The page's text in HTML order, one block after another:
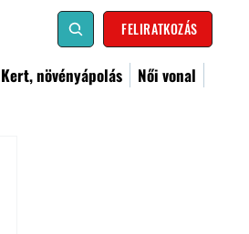
FELIRATKOZÁS
Kert, növényápolás Női vonal